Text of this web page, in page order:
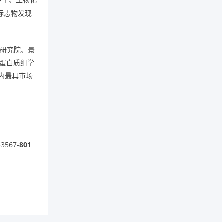
志物发现
究院、景
白质组学
最具市场
801